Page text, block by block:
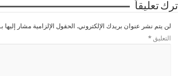
تعليقاً
لن يتم نشر عنوان بريدك الإلكتروني. الحقول الإلزامية مشار إليها بـ
التعليق *